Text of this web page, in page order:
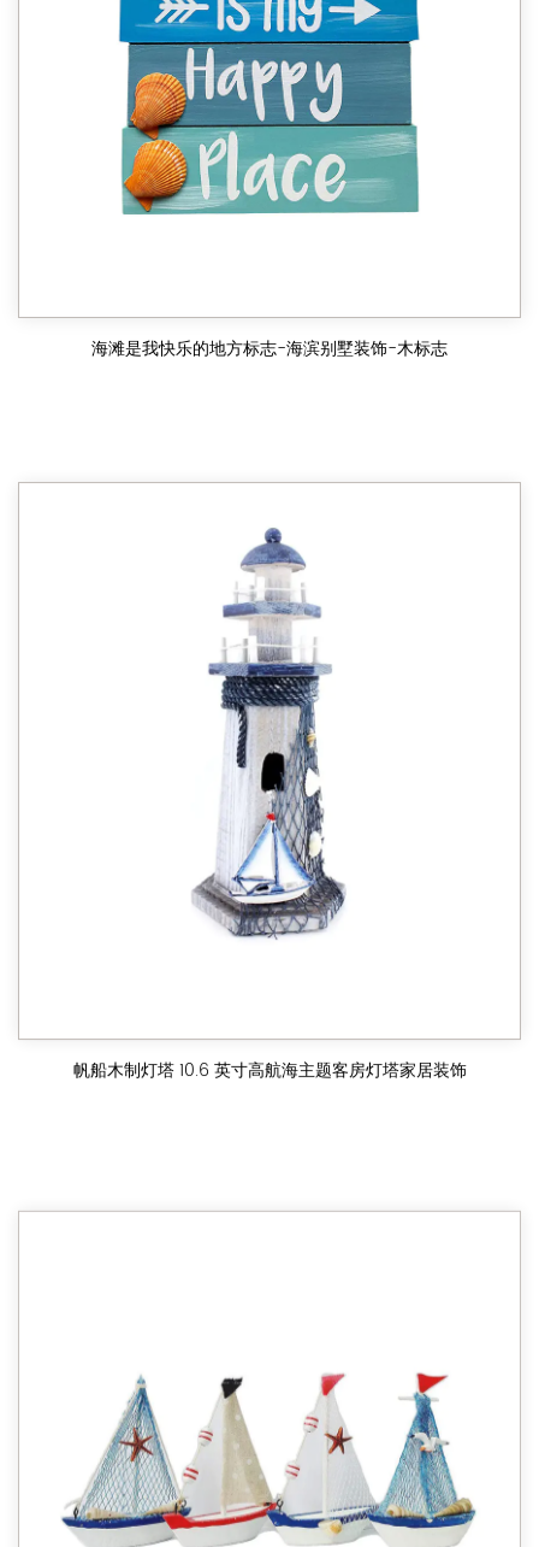
海滩是我快乐的地方标志-海滨别墅装饰-木标志
帆船木制灯塔 10.6 英寸高航海主题客房灯塔家居装饰